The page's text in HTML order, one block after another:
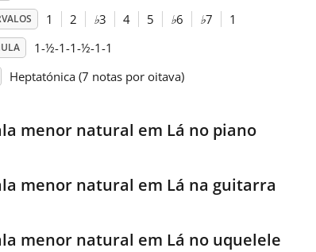
1 2 ♭3 4 5 ♭6 ♭7 1
1-½-1-1-½-1-1
Heptatónica (7 notas por oitava)
menor natural em Lá no piano
menor natural em Lá na guitarra
menor natural em Lá no uquelele